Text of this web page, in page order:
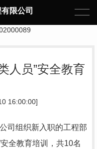
限公司
人员”安全教育
16:00:00]
司组织新入职的工程部
全教育培训，共10名